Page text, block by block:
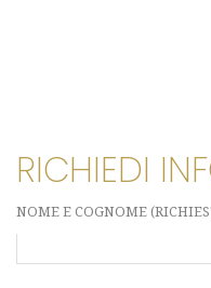
RICHIEDI
NOME E COGNOME